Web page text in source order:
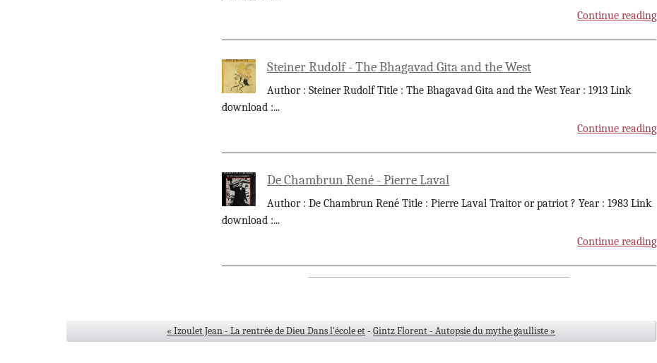
Continue reading
Steiner Rudolf - The Bhagavad Gita and the West
Author : Steiner Rudolf Title : The Bhagavad Gita and the West Year : 1913 Link
download :...
Continue reading
De Chambrun René - Pierre Laval
Author : De Chambrun René Title : Pierre Laval Traitor or patriot ? Year : 1983 Link
download :...
Continue reading
« Izoulet Jean - La rentrée de Dieu Dans l'école et- Gintz Florent - Autopsie du mythe gaulliste »